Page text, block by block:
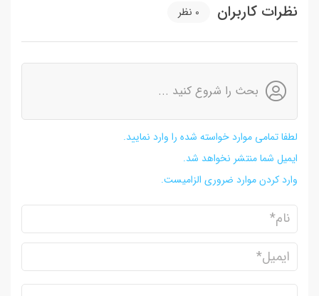
نظرات کاربران 0 نظر
بحث را شروع کنید ...
لطفا تمامی موارد خواسته شده را وارد نمایید.
ایمیل شما منتشر نخواهد شد.
وارد کردن موارد ضروری الزامیست.